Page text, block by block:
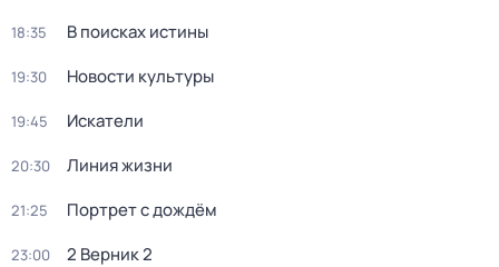
18:35 В поисках истины
19:30 Новости культуры
19:45 Искатели
20:30 Линия жизни
21:25 Портрет с дождём
23:00 2 Верник 2